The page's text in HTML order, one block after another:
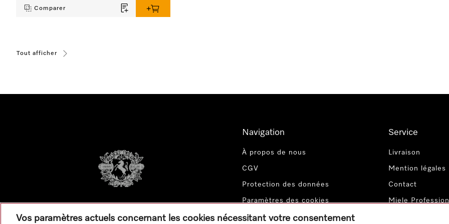
Comparer
Tout afficher
Navigation
À propos de nous
CGV
Protection des données
Paramètres des cookies
Service
Livraison
Mention légales
Contact
Miele
Vos paramètres actuels concernant les cookies nécessitant votre consentement